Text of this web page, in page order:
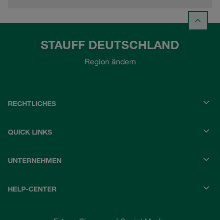
STAUFF DEUTSCHLAND
Region ändern
RECHTLICHES
QUICK LINKS
UNTERNEHMEN
HELP-CENTER